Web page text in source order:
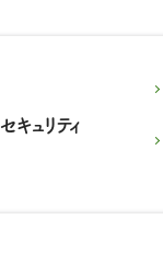
セキュリティ